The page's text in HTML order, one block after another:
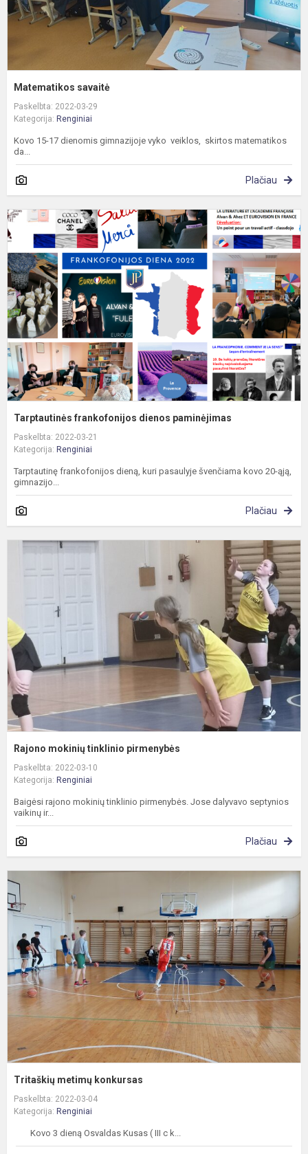
Matematikos savaitė
Paskelbta: 2022-03-29
Kategorija: Renginiai
Kovo 15-17 dienomis gimnazijoje vyko veiklos, skirtos matematikos
da...
Plačiau
Tarptautinės frankofonijos dienos paminėjimas
Paskelbta: 2022-03-21
Kategorija: Renginiai
Tarptautinę frankofonijos dieną, kuri pasaulyje švenčiama kovo 20-ąją,
gimnazijo...
Plačiau
Rajono mokinių tinklinio pirmenybės
Paskelbta: 2022-03-10
Kategorija: Renginiai
Baigėsi rajono mokinių tinklinio pirmenybės. Jose dalyvavo septynios
vaikinų ir...
Plačiau
Tritaškių metimų konkursas
Paskelbta: 2022-03-04
Kategorija: Renginiai
Kovo 3 dieną Osvaldas Kusas ( III c k...